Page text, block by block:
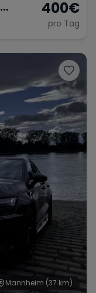
400€
pro Tag
Mannheim (37 km)